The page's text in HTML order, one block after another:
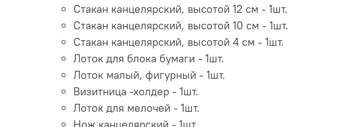
Стакан канцелярский, высотой 12 см - 1шт.
Стакан канцелярский, высотой 10 см - 1шт.
Стакан канцелярский, высотой 4 см - 1шт.
Лоток для блока бумаги - 1шт.
Лоток малый, фигурный - 1шт.
Визитница -холдер - 1шт.
Лоток для мелочей - 1шт.
Нож канцелярский - 1шт.